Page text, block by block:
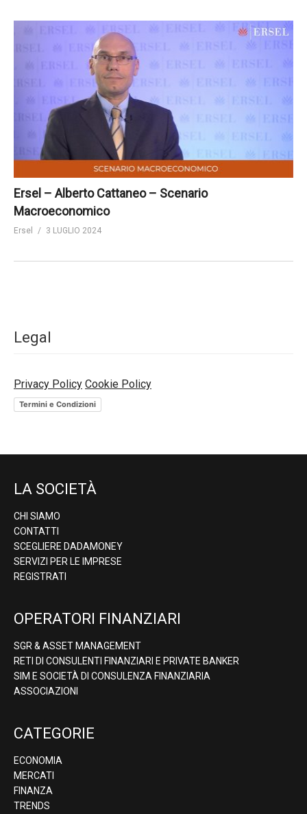
Ersel – Alberto Cattaneo – Scenario
Macroeconomico
Ersel 3 LUGLIO 2024
Legal
Privacy Policy Cookie Policy
Termini e Condizioni
LA SOCIETÀ
CHI SIAMO
CONTATTI
SCEGLIERE DADAMONEY
SERVIZI PER LE IMPRESE
REGISTRATI
OPERATORI FINANZIARI
SGR & ASSET MANAGEMENT
RETI DI CONSULENTI FINANZIARI E PRIVATE BANKER
SIM E SOCIETÀ DI CONSULENZA FINANZIARIA
ASSOCIAZIONI
CATEGORIE
ECONOMIA
MERCATI
FINANZA
TRENDS